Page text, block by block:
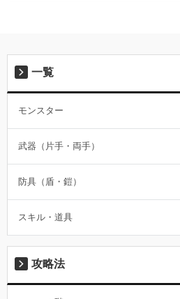
一覧
モンスター
武器（片手・両手）
防具（盾・鎧）
スキル・道具
攻略法